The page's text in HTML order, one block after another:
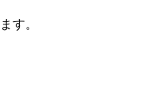
す。